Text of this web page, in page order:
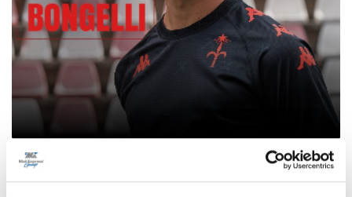
Calcio Serie C - Bongelli lascia la Samb e passa
alla Triestina